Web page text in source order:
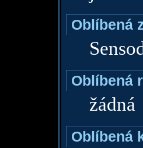
Oblíbená
Oblíbená
žádná
Oblíbená